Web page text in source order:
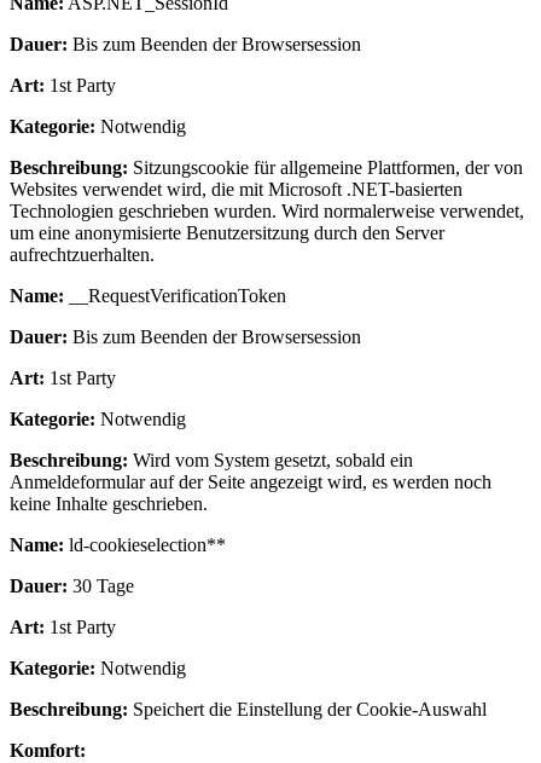
Dauer: Bis zum Beenden der Browsersession
Art: 1st Party
Kategorie: Notwendig
Beschreibung: Sitzungscookie für allgemeine Plattformen, der von
Websites verwendet wird, die mit Microsoft .NET-basierten
Technologien geschrieben wurden. Wird normalerweise verwendet,
um eine anonymisierte Benutzersitzung durch den Server
aufrechtzuerhalten.
Name: __RequestVerificationToken
Dauer: Bis zum Beenden der Browsersession
Art: 1st Party
Kategorie: Notwendig
Beschreibung: Wird vom System gesetzt, sobald ein
Anmeldeformular auf der Seite angezeigt wird, es werden noch
keine Inhalte geschrieben.
Name: ld-cookieselection**
Dauer: 30 Tage
Art: 1st Party
Kategorie: Notwendig
Beschreibung: Speichert die Einstellung der Cookie-Auswahl
Komfort: